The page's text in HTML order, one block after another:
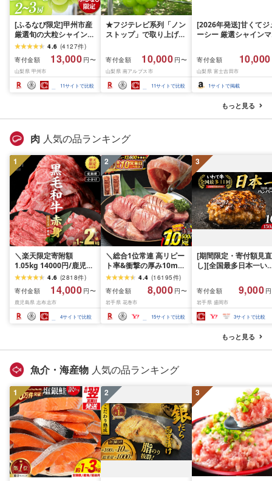
[ふるなび限定]甲州市産
厳選旬の大粒シャインマ
スカット 約1.3kg 2〜3
房[2026年発送]
(MG)B12-472 FN-
Limited-VO シャインマ
スカット フルーツ
4.6 (4127件)
寄付金額
13,000 円〜
山梨県 甲州市
11サイトで比較
★フジテレビ系列「ノン
ストップ」で取り上げら
先行予約]南アルプス市
産シャインマスカット
1.2kg以上(2〜3房)ふる
さと納税 おすすめ 山梨
県 南アルプス市 送料無
寄付金額 10,000 円〜
山梨県 南アルプス市
11サイトで比較
[2026年発送]甘くてジ
ーシー 厳選シャインマ
月前半(1〜15日)から
月下旬までの発送) フ
ーツ ぶどう 果物 山梨
産 2026 旬 大粒 高級
寄付金額 10,000
山梨県 富士吉田市
1サイトで掲載
もっと見る
肉 人気の品ランキング
1
＼楽天限定寄附額
1.05kg 14000円/鹿児島
県産 黒毛和牛 牛肉 赤身
モモ ウデ (スライス or
焼肉)[計1kg~2.1kg / 定
期便 全3回] すき焼き し
ゃぶしゃぶ 国産 肉 国産
牛 お肉 モモ肉 牛しゃぶ
チク]
4.6 (2818件)
寄付金額
14,000 円〜
鹿児島県 志布志市
4サイトで比較
2
＼総合1位常連 高リピー
ト率&衝撃の厚み10mm
厚切り牛タン 塩味/ ≪ス
ピード発送!!10営業日以
内発送≫ 選べる内容量
500g / 1kg 定期便 毎月
届く 牛肉 肉 BBQ ふるさ
と 人気 ランキング 岩手
4.4 (16195件)
寄付金額
8,000 円〜
岩手県 花巻市
15サイトで比較
3
[期間限定・寄付額見直
し][全国最多日本一い
1.5kg(150g×10個) い
て牛 × 岩中豚 ハンバー
グ 合挽き 合い挽き 黒
和牛 人気 冷凍 個包装
分け 冷凍 牛肉 豚肉 和
ビーフ ポーク はんば
ぐ 挽肉 お肉 ミンチ 肉
お弁当 hannba-gu ラ
寄付金額 9,000
岩手県 盛岡市
3サイトで比較
もっと見る
魚介・海産物 人気の品ランキング
1 2 3